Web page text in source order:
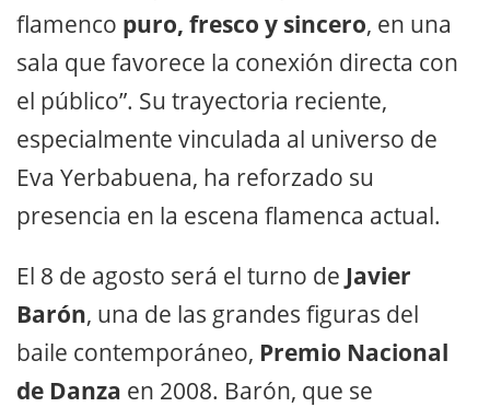
flamenco puro, fresco y sincero, en una
sala que favorece la conexión directa con
el público”. Su trayectoria reciente,
especialmente vinculada al universo de
Eva Yerbabuena, ha reforzado su
presencia en la escena flamenca actual.
El 8 de agosto será el turno de Javier
Barón, una de las grandes figuras del
baile contemporáneo, Premio Nacional
de Danza en 2008. Barón, que se